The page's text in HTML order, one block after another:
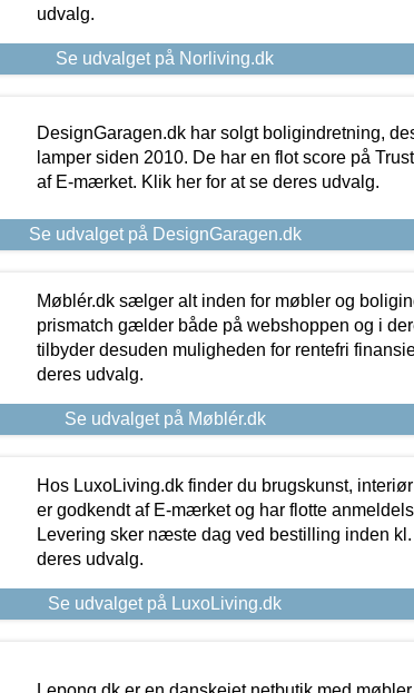
udvalg.
Se udvalget på Norliving.dk
DesignGaragen.dk har solgt boligindretning,
lamper siden 2010. De har en flot score på
af E-mærket. Klik her for at se deres udvalg.
Se udvalget på DesignGaragen.dk
Møblér.dk sælger alt inden for møbler og
prismatch gælder både på webshoppen og i
tilbyder desuden muligheden for rentefri
deres udvalg.
Se udvalget på Møblér.dk
Hos LuxoLiving.dk finder du brugskunst,
er godkendt af E-mærket og har flotte
Levering sker næste dag ved bestilling inden
deres udvalg.
Se udvalget på LuxoLiving.dk